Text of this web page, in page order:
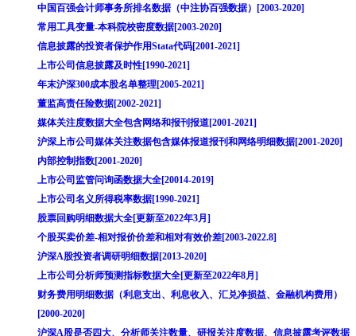
中国百强会计师事务所排名数据（中注协百强数据）[2003-2020]
常用工具变量-本科院校密度数据[2003-2020]
信息披露的投资者保护作用Stata代码[2001-2021]
上市公司信息披露及时性[1990-2021]
年末沪深300成本股名单整理[2005-2021]
董监高责任险数据[2002-2021]
媒体关注度数据大全包含网络和报刊报道[2001-2021]
沪深上市公司媒体关注数据包含媒体报道报刊和网络明细数据[2001-2020]
内部控制指数[2001-2020]
上市公司监管问询函数据大全[20014-2019]
上市公司名义所得税率数据[1990-2021]
股票回购明细数据大全[更新至2022年3月]
个股买卖价差-相对报价价差和相对有效价差[2003-2022.8]
沪深A股投资者调研明细数据[2013-2020]
上市公司分析师预测指标数据大全[更新至2022年8月]
财务费用明细数据（利息支出、利息收入、汇兑净损益、金融机构费用）
[2000-2020]
沪深A股是否四大、分析师关注数量、研报关注度数据、信息披露考评数据